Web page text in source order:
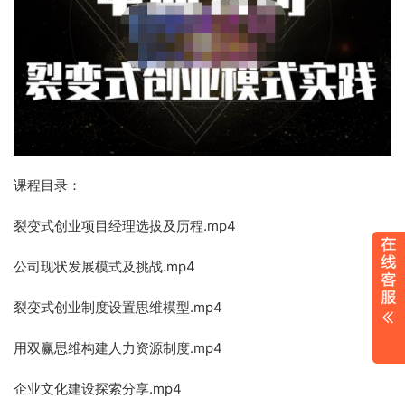
课程目录：
裂变式创业项目经理选拔及历程.mp4
公司现状发展模式及挑战.mp4
裂变式创业制度设置思维模型.mp4
用双赢思维构建人力资源制度.mp4
企业文化建设探索分享.mp4